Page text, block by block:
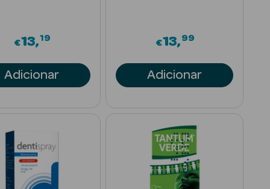
€13 19
Adicionar
€13 99
Adicionar